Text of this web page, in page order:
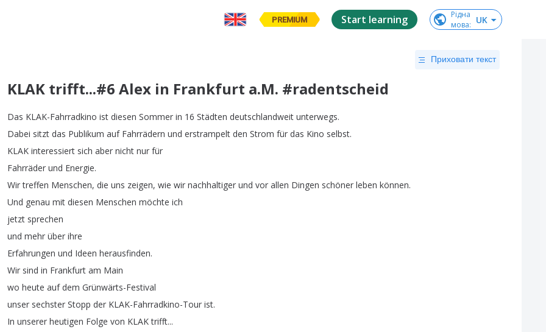
PREMIUM Start learning
Рідна
мова: UK
Приховати текст
KLAK trifft...#6 Alex in Frankfurt a.M. #radentscheid
Das KLAK-Fahrradkino ist diesen Sommer in 16 Städten deutschlandweit unterwegs.
Dabei sitzt das Publikum auf Fahrrädern und erstrampelt den Strom für das Kino selbst.
KLAK interessiert sich aber nicht nur für
Fahrräder und Energie.
Wir treffen Menschen, die uns zeigen, wie wir nachhaltiger und vor allen Dingen schöner leben können.
Und genau mit diesen Menschen möchte ich
jetzt sprechen
und mehr über ihre
Erfahrungen und Ideen herausfinden.
Wir sind in Frankfurt am Main
wo heute auf dem Grünwärts-Festival
unser sechster Stopp der KLAK-Fahrradkino-Tour ist.
In unserer heutigen Folge von KLAK trifft...